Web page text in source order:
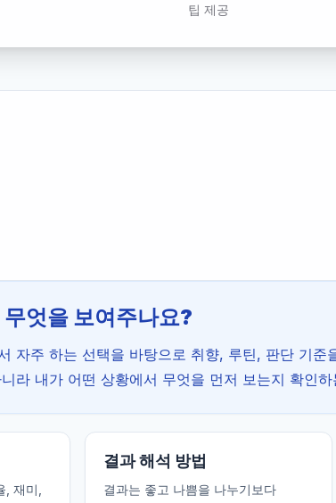
팁 제공
엇을 보여주나요?
자주 하는 선택을 바탕으로 취향, 루틴, 판단 기준
라 내가 어떤 상황에서 무엇을 먼저 보는지 확인
재미,
결과 해석 방법
결과는 좋고 나쁨을 나누기보다